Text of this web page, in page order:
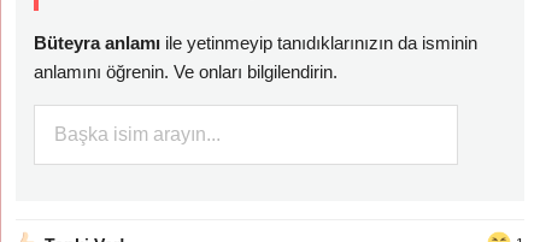
Büteyra anlamı ile yetinmeyip tanıdıklarınızın da isminin
anlamını öğrenin. Ve onları bilgilendirin.